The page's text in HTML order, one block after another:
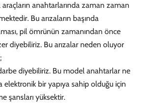
anahtarlarında zaman zaman
Bu arızaların başında
pil ömrünün zamanından önce
diyebiliriz. Bu arızalar neden oluyor
diyebiliriz. Bu model anahtarlar ne
elektronik bir yapıya sahip olduğu için
şansları yüksektir.